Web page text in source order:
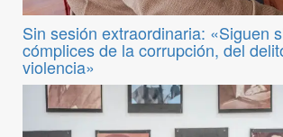
Sin sesión extraordinaria: «Siguen
cómplices de la corrupción, del
violencia»